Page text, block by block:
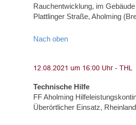
Rauchentwicklung, im Gebäude
Plattlinger Straße, Aholming
Nach oben
Technische Hilfe
FF Aholming
Überörtlicher Einsatz,